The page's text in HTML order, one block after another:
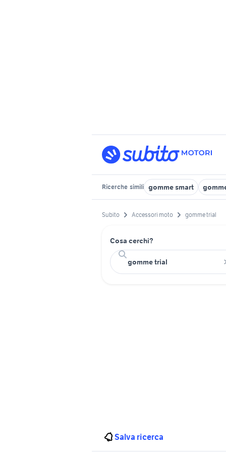
Ricerche simili gomme smart
Subito Accessori moto gomme trial
Cosa cerchi?
Salva ricerca